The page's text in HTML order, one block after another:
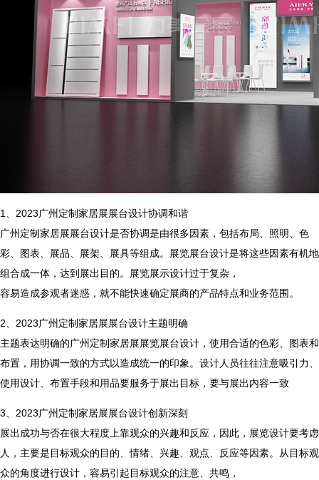
1、2023广州定制家居展展台设计协调和谐
广州定制家居展展台设计是否协调是由很多因素，包括布局、照明、色
彩、图表、展品、展架、展具等组成。展览展台设计是将这些因素有机地
组合成一体，达到展出目的。展览展示设计过于复杂，
容易造成参观者迷惑，就不能快速确定展商的产品特点和业务范围。
2、2023广州定制家居展展台设计主题明确
主题表达明确的广州定制家居展展览展台设计，使用合适的色彩、图表和
布置，用协调一致的方式以造成统一的印象。设计人员往往注意吸引力、
使用设计、布置手段和用品要服务于展出目标，要与展出内容一致
3、2023广州定制家居展展台设计创新深刻
展出成功与否在很大程度上靠观众的兴趣和反应，因此，展览设计要考虑
人，主要是目标观众的目的、情绪、兴趣、观点、反应等因素。从目标观
众的角度进行设计，容易引起目标观众的注意、共鸣，